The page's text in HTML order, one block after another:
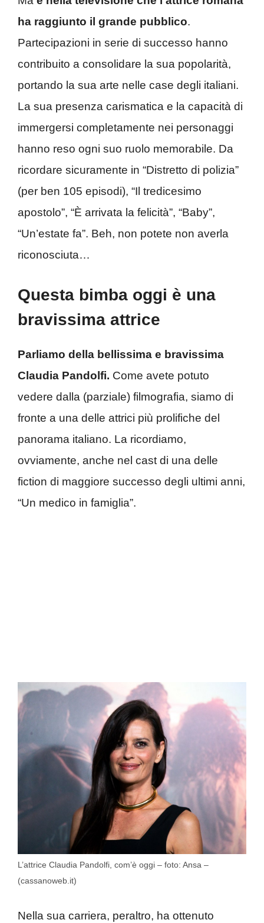
ha raggiunto il grande pubblico.
Partecipazioni in serie di successo hanno
contribuito a consolidare la sua popolarità,
portando la sua arte nelle case degli italiani.
La sua presenza carismatica e la capacità di
immergersi completamente nei personaggi
hanno reso ogni suo ruolo memorabile. Da
ricordare sicuramente in “Distretto di polizia”
(per ben 105 episodi), “Il tredicesimo
apostolo”, “È arrivata la felicità”, “Baby”,
“Un’estate fa”. Beh, non potete non averla
riconosciuta…
Questa bimba oggi è una
bravissima attrice
Parliamo della bellissima e bravissima
Claudia Pandolfi. Come avete potuto
vedere dalla (parziale) filmografia, siamo di
fronte a una delle attrici più prolifiche del
panorama italiano. La ricordiamo,
ovviamente, anche nel cast di una delle
fiction di maggiore successo degli ultimi anni,
“Un medico in famiglia”.
L’attrice Claudia Pandolfi, com’è oggi – foto: Ansa –
(cassanoweb.it)
Nella sua carriera, peraltro, ha ottenuto